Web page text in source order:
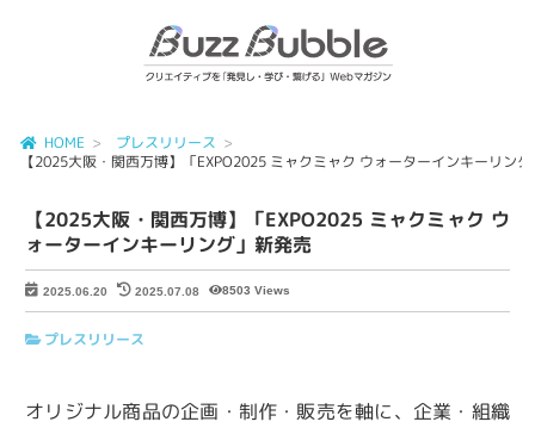
HOME
プレスリリース
【2025大阪・関西万博】「EXPO2025 ミャクミャク ウォーターインキーリン
【2025大阪・関西万博】「EXPO2025 ミャクミャク ウ
ォーターインキーリング」新発売
2025.06.20 2025.07.08 8503 Views
プレスリリース
オリジナル商品の企画・制作・販売を軸に、企業・組織